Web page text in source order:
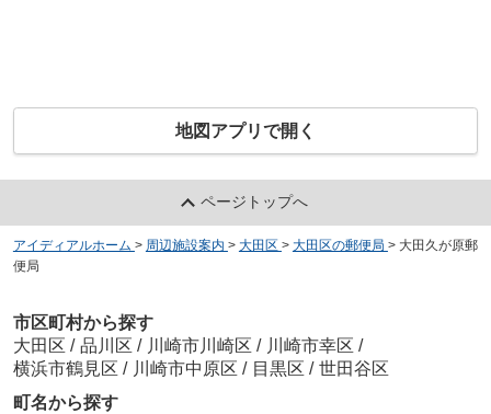
地図アプリで開く
ページトップへ
アイディアルホーム > 周辺施設案内 > 大田区 > 大田区の郵便局 > 大田久が原郵
便局
市区町村から探す
大田区 / 品川区 / 川崎市川崎区 / 川崎市幸区 /
横浜市鶴見区 / 川崎市中原区 / 目黒区 / 世田谷区
町名から探す